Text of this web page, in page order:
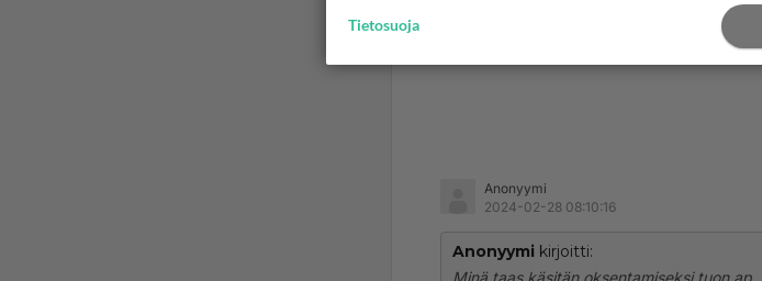
Anonyymi
2024-02-28 08:10:16
Anonyymi kirjoitti:
Minä taas käsitän oksentamiseksi tuon ap.
Tietosuoja